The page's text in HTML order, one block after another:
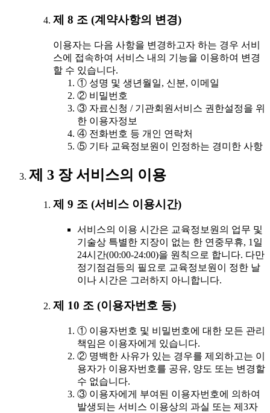
제 8 조 (계약사항의 변경)
이용자는 다음 사항을 변경하고자 하는 경우 서비
스에 접속하여 서비스 내의 기능을 이용하여 변경
할 수 있습니다.
① 성명 및 생년월일, 신분, 이메일
② 비밀번호
③ 자료신청 / 기관회원서비스 권한설정을 위
한 이용자정보
④ 전화번호 등 개인 연락처
⑤ 기타 교육정보원이 인정하는 경미한 사항
제 3 장 서비스의 이용
제 9 조 (서비스 이용시간)
서비스의 이용 시간은 교육정보원의 업무 및
기술상 특별한 지장이 없는 한 연중무휴, 1일
24시간(00:00-24:00)을 원칙으로 합니다. 다만
정기점검등의 필요로 교육정보원이 정한 날
이나 시간은 그러하지 아니합니다.
제 10 조 (이용자번호 등)
① 이용자번호 및 비밀번호에 대한 모든 관리
책임은 이용자에게 있습니다.
② 명백한 사유가 있는 경우를 제외하고는 이
용자가 이용자번호를 공유, 양도 또는 변경할
수 없습니다.
③ 이용자에게 부여된 이용자번호에 의하여
발생되는 서비스 이용상의 과실 또는 제3자